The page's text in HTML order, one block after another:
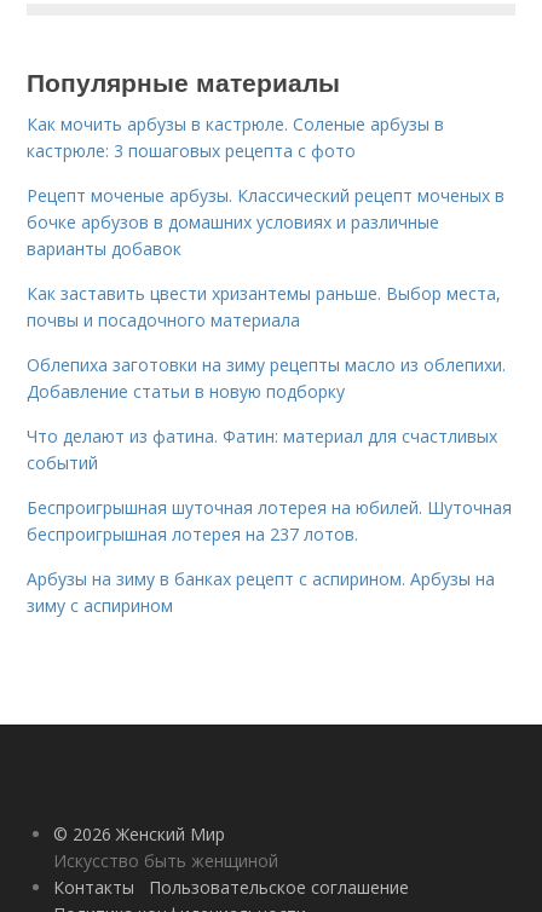
Популярные материалы
Как мочить арбузы в кастрюле. Соленые арбузы в
кастрюле: 3 пошаговых рецепта с фото
Рецепт моченые арбузы. Классический рецепт моченых в
бочке арбузов в домашних условиях и различные
варианты добавок
Как заставить цвести хризантемы раньше. Выбор места,
почвы и посадочного материала
Облепиха заготовки на зиму рецепты масло из облепихи.
Добавление статьи в новую подборку
Что делают из фатина. Фатин: материал для счастливых
событий
Беспроигрышная шуточная лотерея на юбилей. Шуточная
беспроигрышная лотерея на 237 лотов.
Арбузы на зиму в банках рецепт с аспирином. Арбузы на
зиму с аспирином
© 2026 Женский Мир
Искусство быть женщиной
Контакты
Пользовательское соглашение